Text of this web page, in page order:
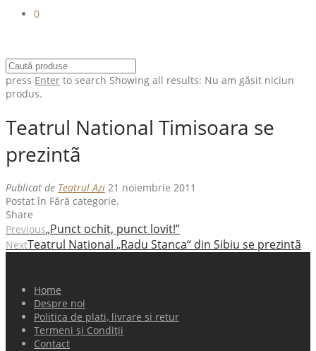
0
press Enter to search Showing all results: Nu am găsit niciun
produs.
Teatrul National Timisoara se
prezintã
Publicat de Teatrul Azi 21 noiembrie 2011
Postat în Fără categorie.
Share
Previous„Punct ochit, punct lovit!”
NextTeatrul National „Radu Stanca“ din Sibiu se prezintã
Home
Despre noi
Politica de plati, livrare si retur
Termeni și Condiții
Contact